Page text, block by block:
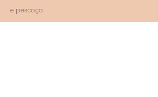
e pescoço